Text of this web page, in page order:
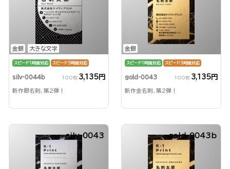
金銀 大きな文字
スピード1時間対応 スピード3時間対応
silv-0044b 100枚 3,135円
新作銀名刺、第2弾！
金銀
スピード1時間対応 スピード3時間対応
gold-0043 100枚 3,135円
新作金名刺、第2弾！
silv-0043 gold-0043b